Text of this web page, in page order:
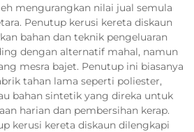
mengurangkan nilai jual semula
Penutup kerusi kereta diskaun
bahan dan teknik pengeluaran
dengan alternatif mahal, namun
mesra bajet. Penutup ini biasanya
tahan lama seperti poliester,
bahan sintetik yang direka untuk
harian dan pembersihan kerap.
kerusi kereta diskaun dilengkapi